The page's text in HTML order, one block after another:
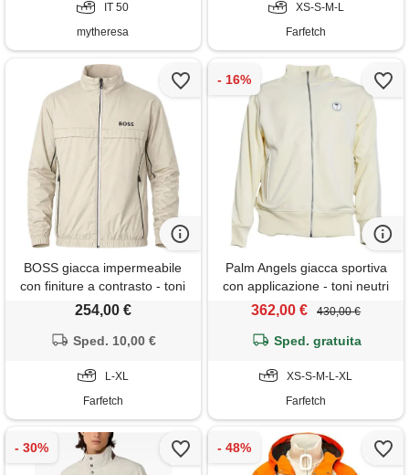
IT 50
mytheresa
XS-S-M-L
Farfetch
BOSS giacca impermeabile
con finiture a contrasto - toni
neutri
254,00 €
Sped. 10,00 €
L-XL
Farfetch
Palm Angels giacca sportiva
con applicazione - toni neutri
362,00 € 430,00 €
Sped. gratuita
XS-S-M-L-XL
Farfetch